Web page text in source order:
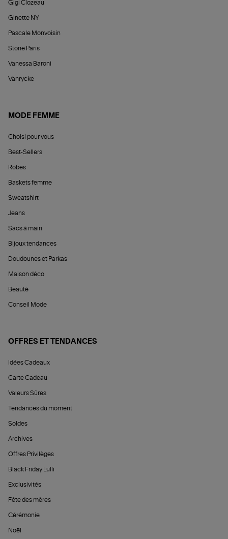
Gigi Clozeau
Ginette NY
Pascale Monvoisin
Stone Paris
Vanessa Baroni
Vanrycke
MODE FEMME
Choisi pour vous
Best-Sellers
Robes
Baskets femme
Sweatshirt
Jeans
Sacs à main
Bijoux tendances
Doudounes et Parkas
Maison déco
Beauté
Conseil Mode
OFFRES ET TENDANCES
Idées Cadeaux
Carte Cadeau
Valeurs Sûres
Tendances du moment
Soldes
Archives
Offres Privilèges
Black Friday Lulli
Exclusivités
Fête des mères
Cérémonie
Noël